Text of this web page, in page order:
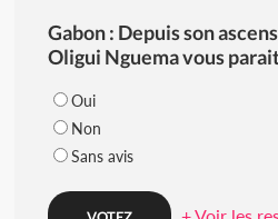
Gabon : Depuis son
Oligui Nguema vous
Oui
Non
Sans avis